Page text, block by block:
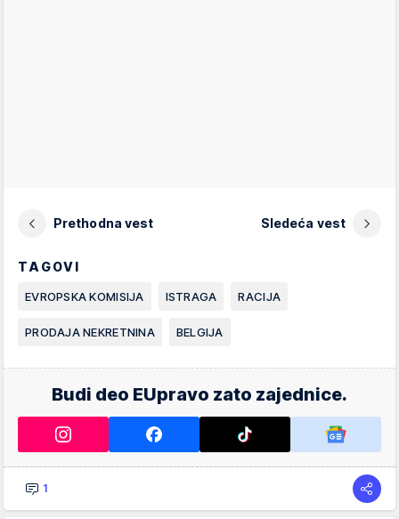
Prethodna vest Sledeća vest
TAGOVI
EVROPSKA KOMISIJA ISTRAGA RACIJA
PRODAJA NEKRETNINA BELGIJA
Budi deo EUpravo zato zajednice.
1